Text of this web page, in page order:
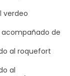
verdeo
de
al roquefort
al